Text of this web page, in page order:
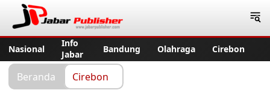
Nasional
Info
Jabar
Bandung Olahraga Cirebon
Beranda Cirebon